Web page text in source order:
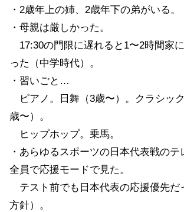
・2歳年上の姉、2歳年下の弟がいる。
・母親は厳しかった。
17:30の門限に遅れると1〜2時間家
った（中学時代）。
・習いごと…
ピアノ。日舞（3歳〜）。クラシッ
歳〜）。
ヒップホップ。乗馬。
・あらゆるスポーツの日本代表戦の
全員で応援モードで見た。
テスト前でも日本代表の応援優先だ
方針）。